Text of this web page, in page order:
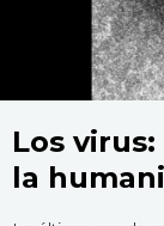
Sociedad
Cultura
Tecnología
Los
la